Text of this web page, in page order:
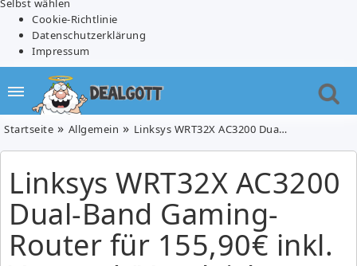
Selbst wählen
Cookie-Richtlinie
Datenschutzerklärung
Impressum
Startseite Allgemein Linksys WRT32X AC3200 Dual-Band Gaming-Router für 155,90€ inkl. Versand (Vergleich: 240,72€)
Linksys WRT32X AC3200
Dual-Band Gaming-
Router für 155,90€ inkl.